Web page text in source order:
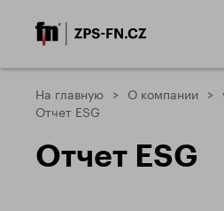
На главную О компании
Отчет ESG
Отчет ESG